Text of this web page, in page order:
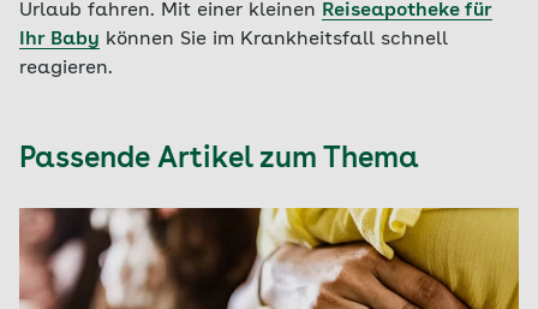
Urlaub fahren. Mit einer kleinen Reiseapotheke für
Ihr Baby können Sie im Krankheitsfall schnell
reagieren.
Passende Artikel zum Thema